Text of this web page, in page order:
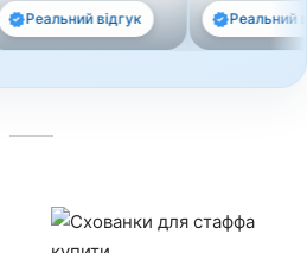
Реальний відгук Реальний